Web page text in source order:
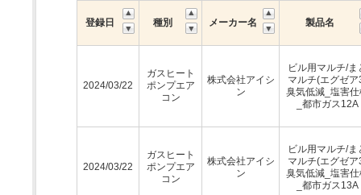
登録日 種別 メーカー名 製品名
2024/03/22
ガスヒート
ポンプエア
コン
株式会社アイシ
ン
ビル用マルチ/ま
マルチ(エグゼア
臭気低減_塩害
_都市ガス12A
2024/03/22
ガスヒート
ポンプエア
コン
株式会社アイシ
ン
ビル用マルチ/ま
マルチ(エグゼア
臭気低減_塩害
_都市ガス13A